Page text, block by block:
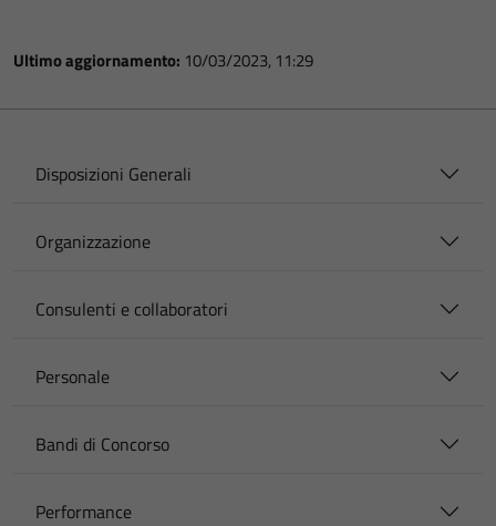
Ultimo aggiornamento: 10/03/2023, 11:29
Disposizioni Generali
Organizzazione
Consulenti e collaboratori
Personale
Bandi di Concorso
Performance